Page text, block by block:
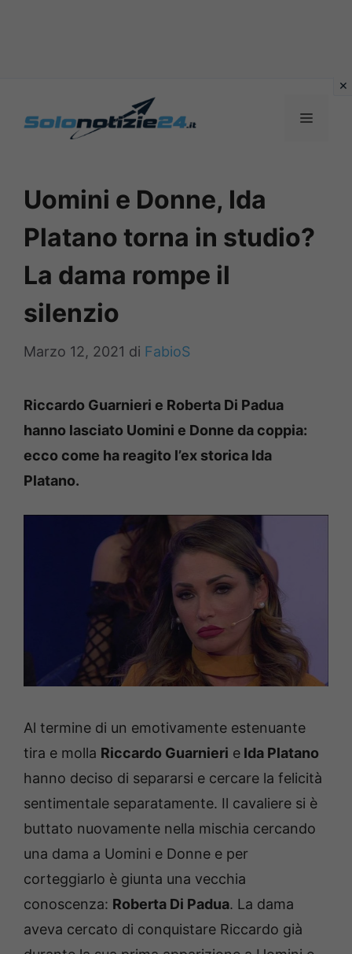
MENU
Uomini e Donne, Ida
Platano torna in studio?
La dama rompe il
silenzio
Marzo 12, 2021 di FabioS
Riccardo Guarnieri e Roberta Di Padua
hanno lasciato Uomini e Donne da coppia:
ecco come ha reagito l’ex storica Ida
Platano.
Al termine di un emotivamente estenuante
tira e molla Riccardo Guarnieri e Ida Platano
hanno deciso di separarsi e cercare la felicità
sentimentale separatamente. Il cavaliere si è
buttato nuovamente nella mischia cercando
una dama a Uomini e Donne e per
corteggiarlo è giunta una vecchia
conoscenza: Roberta Di Padua. La dama
aveva cercato di conquistare Riccardo già